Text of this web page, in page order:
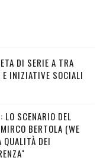
DI SERIE A TRA
INIZIATIVE SOCIALI
SCENARIO DEL
BERTOLA (WE
DEI